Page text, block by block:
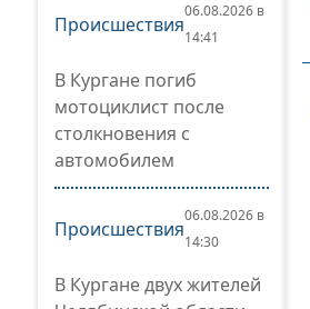
Происшествия
06.08.2026 в
14:41
В Кургане погиб
мотоциклист после
столкновения с
автомобилем
Происшествия
06.08.2026 в
14:30
В Кургане двух жителей